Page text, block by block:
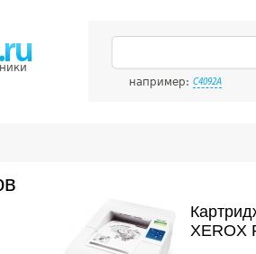
например: C4092A
XEROX